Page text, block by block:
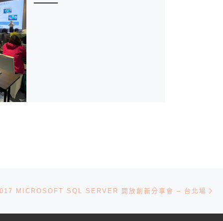
MICROSOFT SQL SERVER 開放創新分享會 – 台北場